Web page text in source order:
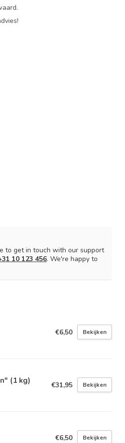
to get in touch with our support
10 123 456. We're happy to
€6,50 Bekijken
(1 kg) €31,95 Bekijken
€6,50 Bekijken